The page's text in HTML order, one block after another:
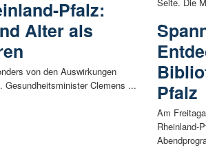
Pfalz:
Alter als
von den Auswirkungen
Gesundheitsminister Clemens ...
Pfalz
Am
Rheinland-